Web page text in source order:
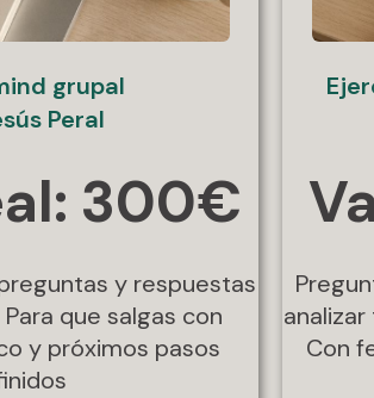
grupal
Peral
300€
y respuestas
que salgas con
y próximos pasos
Con